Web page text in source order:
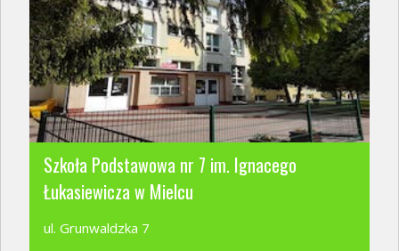
Szkoła Podstawowa nr 7 im. Ignacego
Łukasiewicza w Mielcu
ul. Grunwaldzka 7